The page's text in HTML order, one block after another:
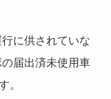
に供されていな
届出済未使用車
。